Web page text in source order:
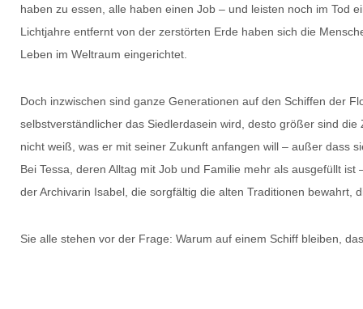
haben zu essen, alle haben einen Job – und leisten noch im Tod
Lichtjahre entfernt von der zerstörten Erde haben sich die
Leben im Weltraum eingerichtet.
Doch inzwischen sind ganze Generationen auf den Schiffen der
selbstverständlicher das Siedlerdasein wird, desto größer sind
nicht weiß, was er mit seiner Zukunft anfangen will – außer dass
Bei Tessa, deren Alltag mit Job und Familie mehr als ausgefüllt
der Archivarin Isabel, die sorgfältig die alten Traditionen bewahrt,
Sie alle stehen vor der Frage: Warum auf einem Schiff bleiben,